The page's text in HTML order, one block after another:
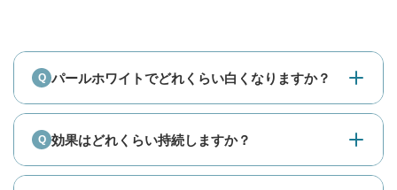
パールホワイトでどれくらい白くなりますか？
効果はどれくらい持続しますか？